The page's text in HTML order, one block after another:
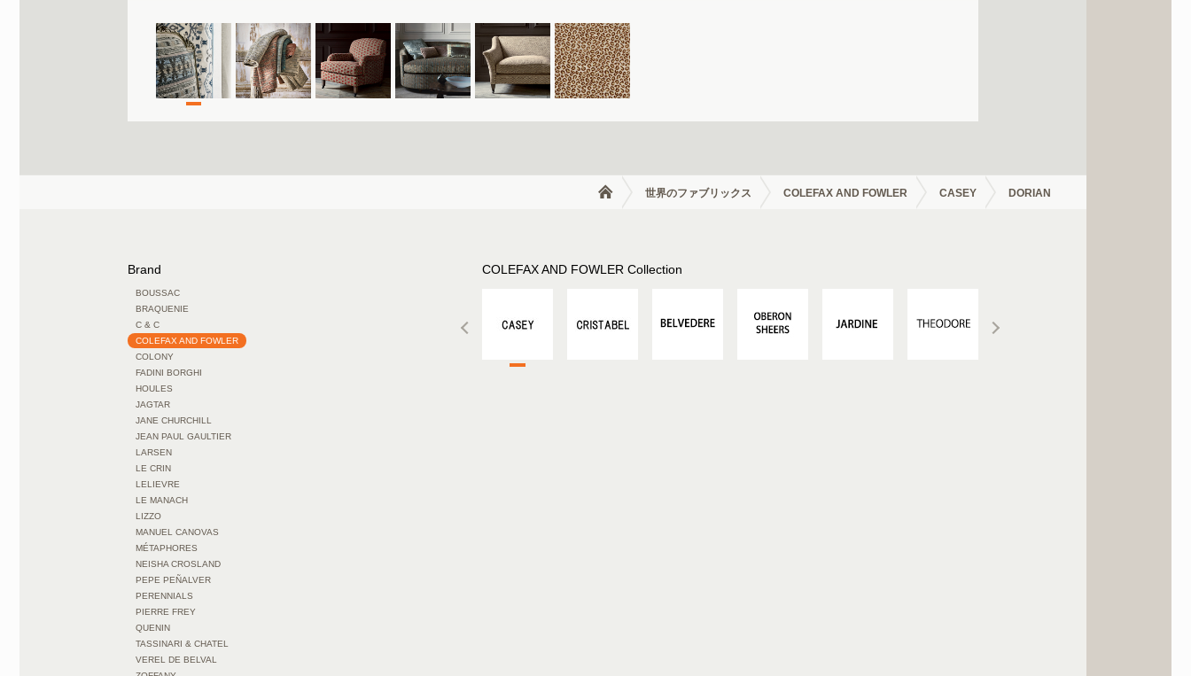
世界のファブリックス COLEFAX AND FOWLER CASEY DORIAN
COLEFAX AND FOWLER Collection
Brand
BOUSSAC
BRAQUENIE
C & C
COLEFAX AND FOWLER
COLONY
FADINI BORGHI
HOULES
JAGTAR
JANE CHURCHILL
JEAN PAUL GAULTIER
LARSEN
LE CRIN
LELIEVRE
LE MANACH
LIZZO
MANUEL CANOVAS
MÉTAPHORES
NEISHA CROSLAND
PEPE PEÑALVER
PERENNIALS
PIERRE FREY
QUENIN
TASSINARI & CHATEL
VEREL DE BELVAL